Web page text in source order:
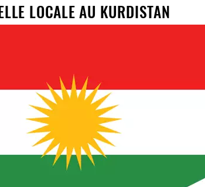
LOCALE AU KURDISTAN